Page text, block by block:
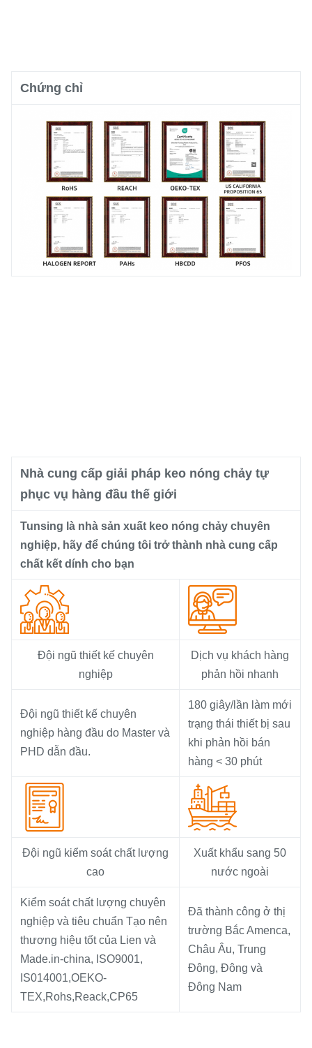
Chứng chỉ
Nhà cung cấp giải pháp keo nóng chảy tự
phục vụ hàng đầu thế giới
Tunsing là nhà sản xuất keo nóng chảy chuyên
nghiệp, hãy để chúng tôi trở thành nhà cung cấp
chất kết dính cho bạn
Đội ngũ thiết kế chuyên
nghiệp
Dịch vụ khách hàng
phản hồi nhanh
Đội ngũ thiết kế chuyên
nghiệp hàng đầu do Master và
PHD dẫn đầu.
180 giây/lần làm mới
trạng thái thiết bị sau
khi phản hồi bán
hàng < 30 phút
Đội ngũ kiểm soát chất lượng
cao
Xuất khẩu sang 50
nước ngoài
Kiểm soát chất lượng chuyên
nghiệp và tiêu chuẩn Tạo nên
thương hiệu tốt của Lien và
Made.in-china, ISO9001,
IS014001,OEKO-
TEX,Rohs,Reack,CP65
Đã thành công ở thị
trường Bắc Amenca,
Châu Âu, Trung
Đông, Đông và
Đông Nam